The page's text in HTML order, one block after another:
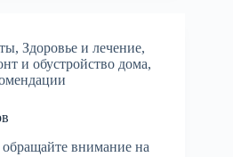
, Здоровье и лечение,
и обустройство дома,
внимание на